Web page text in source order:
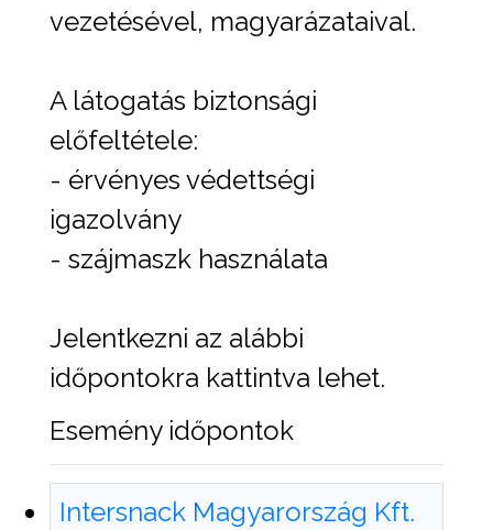
vezetésével, magyarázataival.
A látogatás biztonsági
előfeltétele:
- érvényes védettségi
igazolvány
- szájmaszk használata
Jelentkezni az alábbi
időpontokra kattintva lehet.
Esemény időpontok
Intersnack Magyarország Kft.